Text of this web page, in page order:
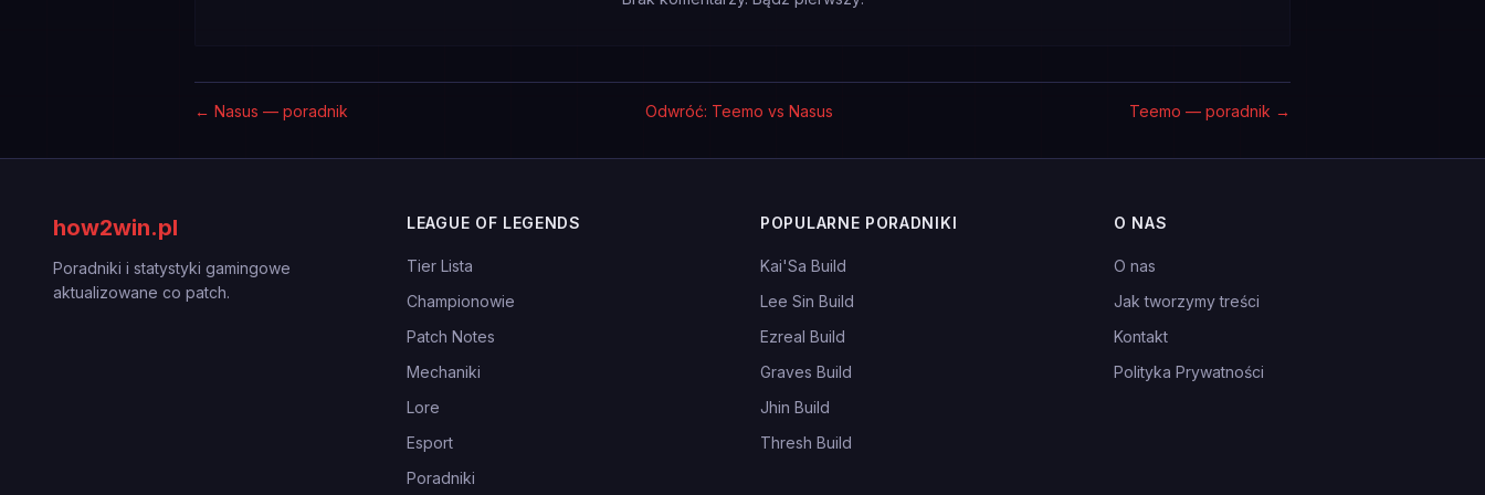
← Nasus — poradnik Odwróć: Teemo vs Nasus Teemo — poradnik →
how2win.pl
Poradniki i statystyki gamingowe
aktualizowane co patch.
LEAGUE OF LEGENDS
Tier Lista
Championowie
Patch Notes
Mechaniki
Lore
Esport
Poradniki
POPULARNE PORADNIKI
Kai'Sa Build
Lee Sin Build
Ezreal Build
Graves Build
Jhin Build
Thresh Build
O NAS
O nas
Jak tworzymy treści
Kontakt
Polityka Prywatności